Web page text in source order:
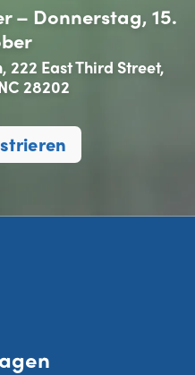
– Donnerstag, 15.
East Third Street,
28202